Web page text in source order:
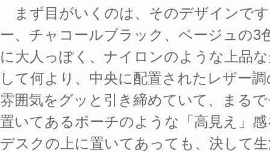
まず目がいくのは、そのデザインで
ー、チャコールブラック、ベージュの3
に大人っぽく、ナイロンのような上品
して何より、中央に配置されたレザー
雰囲気をグッと引き締めていて、まる
置いてあるポーチのような「高見え」
デスクの上に置いてあっても、決して